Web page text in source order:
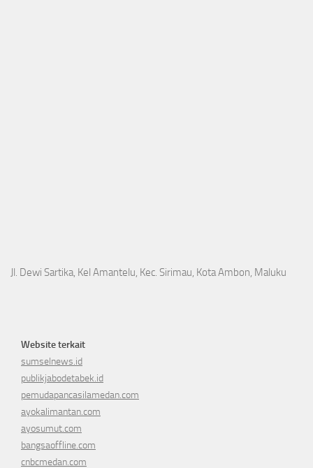
Jl. Dewi Sartika, Kel Amantelu, Kec. Sirimau, Kota Ambon, Maluku
Website terkait
sumselnews.id
publikjabodetabek.id
pemudapancasilamedan.com
ayokalimantan.com
ayosumut.com
bangsaoffline.com
cnbcmedan.com